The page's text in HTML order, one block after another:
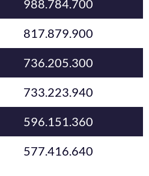
988.784.700
817.879.900
736.205.300
733.223.940
596.151.360
577.416.640